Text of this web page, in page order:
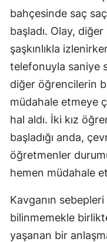
bahçesinde saç
başladı. Olay,
şaşkınlıkla
telefonuyla saniye
diğer öğrencilerin
müdahale etmeye
hal aldı. İki kız
başladığı anda,
öğretmenler
hemen müdahale
Kavganın
bilinmemekle
yaşanan bir